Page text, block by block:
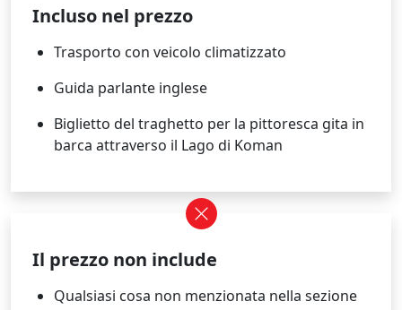
Incluso nel prezzo
Trasporto con veicolo climatizzato
Guida parlante inglese
Biglietto del traghetto per la pittoresca gita in
barca attraverso il Lago di Koman
Il prezzo non include
Qualsiasi cosa non menzionata nella sezione